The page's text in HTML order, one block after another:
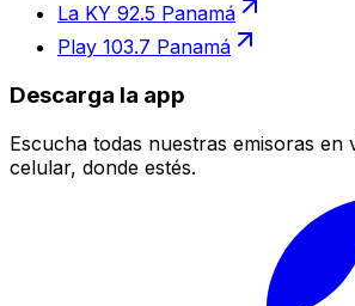
La KY 92.5 Panamá
Play 103.7 Panamá
Descarga la app
Escucha todas nuestras emisoras en
celular, donde estés.